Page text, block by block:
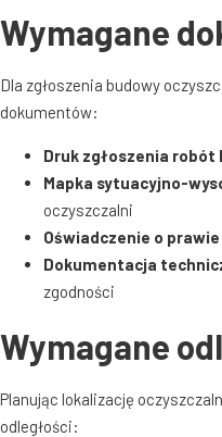
Wymagane
Dla zgłoszenia budowy
dokumentów:
Druk zgłoszenia robót
Mapka sytuacyjno-
oczyszczalni
Oświadczenie o
Dokumentacja
zgodności
Wymagane
Planując lokalizację
odległości: